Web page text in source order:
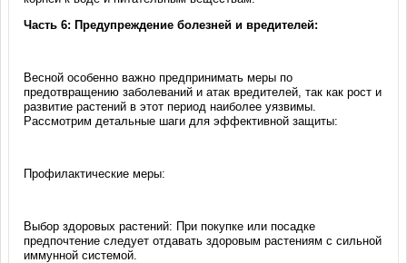
Часть 6: Предупреждение болезней и вредителей:
Весной особенно важно предпринимать меры по
предотвращению заболеваний и атак вредителей, так как рост и
развитие растений в этот период наиболее уязвимы.
Рассмотрим детальные шаги для эффективной защиты:
Профилактические меры:
Выбор здоровых растений: При покупке или посадке
предпочтение следует отдавать здоровым растениям с сильной
иммунной системой.